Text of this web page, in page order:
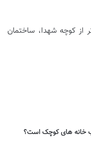
از کوچه شهدا، ساختمان